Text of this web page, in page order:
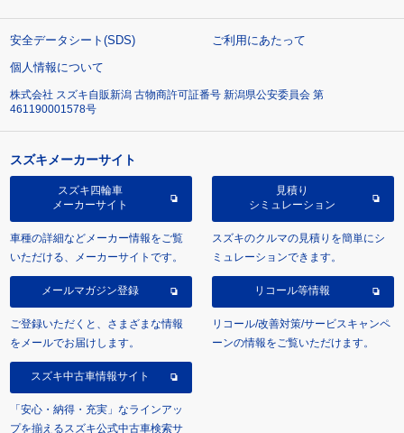
安全データシート(SDS)
ご利用にあたって
個人情報について
株式会社 スズキ自販新潟 古物商許可証番号 新潟県公安委員会 第
461190001578号
スズキメーカーサイト
スズキ四輪車
メーカーサイト
車種の詳細などメーカー情報をご覧
いただける、メーカーサイトです。
見積り
シミュレーション
スズキのクルマの見積りを簡単にシ
ミュレーションできます。
メールマガジン登録
ご登録いただくと、さまざまな情報
をメールでお届けします。
リコール等情報
リコール/改善対策/サービスキャンペ
ーンの情報をご覧いただけます。
スズキ中古車情報サイト
「安心・納得・充実」なラインアッ
プを揃えるスズキ公式中古車検索サ